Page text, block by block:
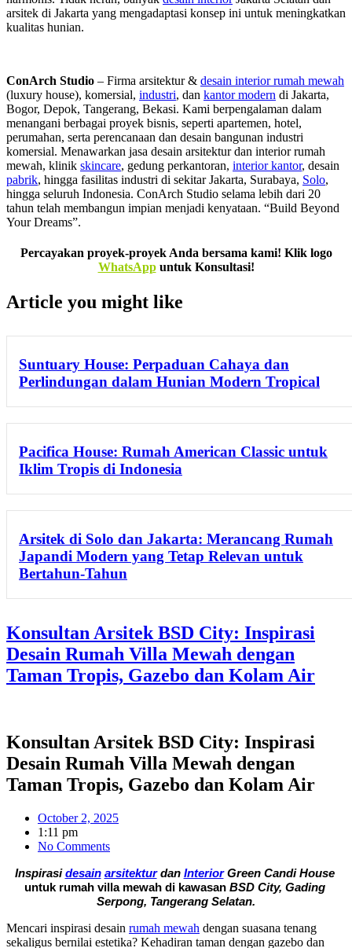
arsitek di Jakarta yang mengadaptasi konsep ini untuk meningkatkan
kualitas hunian.
ConArch Studio – Firma arsitektur & desain interior rumah mewah
(luxury house), komersial, industri, dan kantor modern di Jakarta,
Bogor, Depok, Tangerang, Bekasi. Kami berpengalaman dalam
menangani berbagai proyek bisnis, seperti apartemen, hotel,
perumahan, serta perencanaan dan desain bangunan industri
komersial. Menawarkan jasa desain arsitektur dan interior rumah
mewah, klinik skincare, gedung perkantoran, interior kantor, desain
pabrik, hingga fasilitas industri di sekitar Jakarta, Surabaya, Solo,
hingga seluruh Indonesia. ConArch Studio selama lebih dari 20
tahun telah membangun impian menjadi kenyataan. “Build Beyond
Your Dreams”.
Percayakan proyek-proyek Anda bersama kami! Klik logo
WhatsApp untuk Konsultasi!
Article you might like
Suntuary House: Perpaduan Cahaya dan
Perlindungan dalam Hunian Modern Tropical
Pacifica House: Rumah American Classic untuk
Iklim Tropis di Indonesia
Arsitek di Solo dan Jakarta: Merancang Rumah
Japandi Modern yang Tetap Relevan untuk
Bertahun-Tahun
Konsultan Arsitek BSD City: Inspirasi
Desain Rumah Villa Mewah dengan
Taman Tropis, Gazebo dan Kolam Air
Konsultan Arsitek BSD City: Inspirasi
Desain Rumah Villa Mewah dengan
Taman Tropis, Gazebo dan Kolam Air
October 2, 2025
1:11 pm
No Comments
Inspirasi desain arsitektur dan Interior
Green Candi House
untuk rumah villa mewah di kawasan BSD City, Gading
Serpong, Tangerang Selatan.
Mencari inspirasi desain rumah mewah dengan suasana tenang
sekaligus bernilai estetika? Kehadiran taman dengan gazebo dan